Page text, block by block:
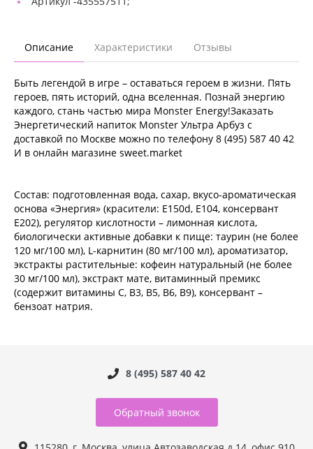
Описание Характеристики Отзывы
Быть легендой в игре – оставаться героем в жизни. Пять
героев, пять историй, одна вселенная. Познай энергию
каждого, стань частью мира Monster Energy!Заказать
Энергетический напиток Monster Ультра Арбуз с
доставкой по Москве можно по телефону 8 (495) 587 40 42
И в онлайн магазине sweet.market
Состав: подготовленная вода, сахар, вкусо-ароматическая
основа «Энергия» (красители: E150d, E104, консервант
E202), регулятор кислотности – лимонная кислота,
биологически активные добавки к пище: таурин (не более
120 мг/100 мл), L-карнитин (80 мг/100 мл), ароматизатор,
экстракты растительные: кофеин натуральный (не более
30 мг/100 мл), экстракт мате, витаминный премикс
(содержит витамины С, B3, B5, B6, B9), консервант –
бензоат натрия.
8 (495) 587 40 42
Обратный звонок